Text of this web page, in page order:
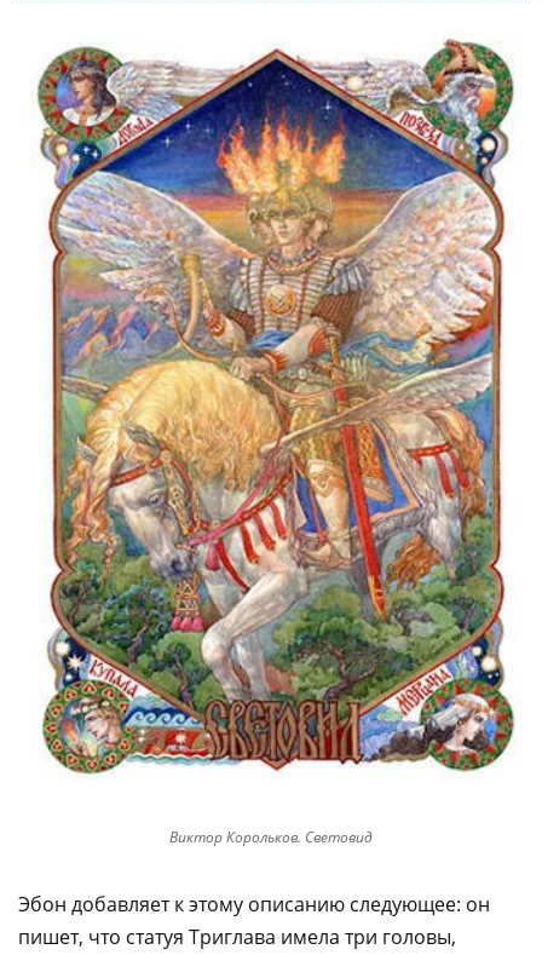
Виктор Корольков. Световид
Эбон добавляет к этому описанию следующее: он
пишет, что статуя Триглава имела три головы,